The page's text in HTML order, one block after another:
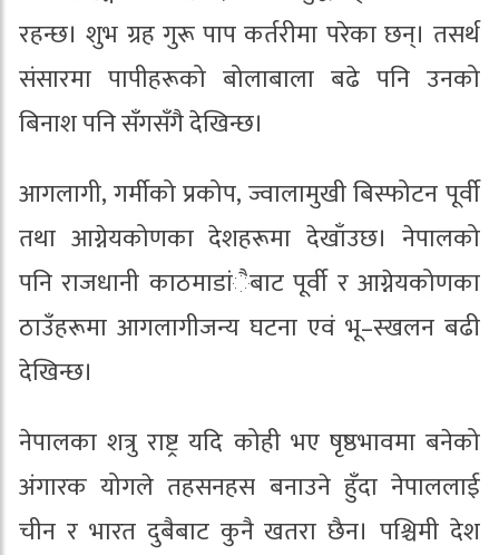
रहन्छ। शुभ ग्रह गुरू पाप कर्तरीमा परेका छन्। तसर्थ
संसारमा पापीहरूको बोलाबाला बढे पनि उनको
बिनाश पनि सँगसँगै देखिन्छ।
आगलागी, गर्मीको प्रकोप, ज्वालामुखी बिस्फोटन पूर्वी
तथा आग्नेयकोणका देशहरूमा देखाँउछ। नेपालको
पनि राजधानी काठमाडांैबाट पूर्वी र आग्नेयकोणका
ठाउँहरूमा आगलागीजन्य घटना एवं भू–स्खलन बढी
देखिन्छ।
नेपालका शत्रु राष्ट्र यदि कोही भए षृष्ठभावमा बनेको
अंगारक योगले तहसनहस बनाउने हुँदा नेपाललाई
चीन र भारत दुबैबाट कुनै खतरा छैन। पश्चिमी देश